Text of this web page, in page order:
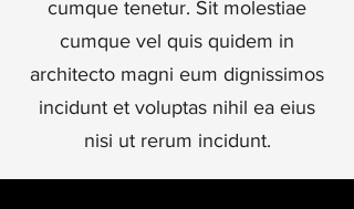
cumque tenetur. Sit molestiae
cumque vel quis quidem in
architecto magni eum dignissimos
incidunt et voluptas nihil ea eius
nisi ut rerum incidunt.